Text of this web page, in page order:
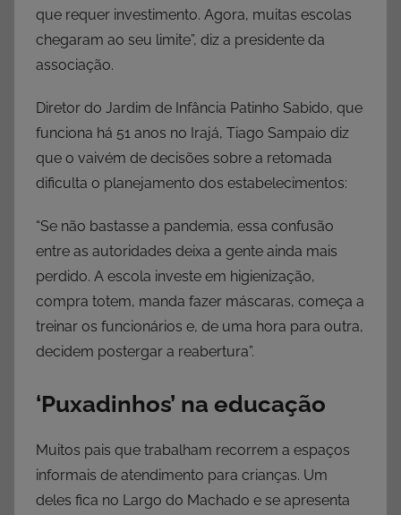
que requer investimento. Agora, muitas escolas
chegaram ao seu limite”, diz a presidente da
associação.
Diretor do Jardim de Infância Patinho Sabido, que
funciona há 51 anos no Irajá, Tiago Sampaio diz
que o vaivém de decisões sobre a retomada
dificulta o planejamento dos estabelecimentos:
“Se não bastasse a pandemia, essa confusão
entre as autoridades deixa a gente ainda mais
perdido. A escola investe em higienização,
compra totem, manda fazer máscaras, começa a
treinar os funcionários e, de uma hora para outra,
decidem postergar a reabertura”.
‘Puxadinhos’ na educação
Muitos pais que trabalham recorrem a espaços
informais de atendimento para crianças. Um
deles fica no Largo do Machado e se apresenta